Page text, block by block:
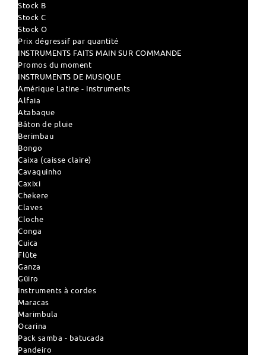
Stock B
Stock C
Stock O
Prix dégressif par quantité
INSTRUMENTS FAITS MAIN SUR COMMANDE
Promos du moment
INSTRUMENTS DE MUSIQUE
Amérique Latine - Instruments
Alfaia
Atabaque
Bâton de pluie
Berimbau
Bongo
Caixa (caisse claire)
Cavaquinho
Caxixi
Chekere
Claves
Cloche
Conga
Cuica
Flûte
Ganza
Güiro
Instruments à cordes
Maracas
Marimbula
Ocarina
Pack samba - batucada
Pandeiro